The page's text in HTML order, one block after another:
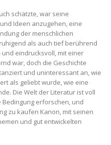
schätzte, war seine
Ideen anzugehen, eine
der menschlichen
als auch tief berührend
eindrucksvoll, mit einer
war, doch die Geschichte
und uninteressant an, wie
als geliebt wurde, wie eine
Die Welt der Literatur ist voll
erforschen, und
zu kaufen Kanon, mit seinen
und gut entwickelten